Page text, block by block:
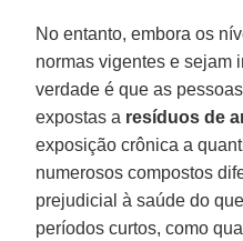
No entanto, embora os
normas vigentes e sejam
verdade é que as
expostas a resíduos de
exposição crônica a
numerosos compostos
prejudicial à saúde do
períodos curtos, como